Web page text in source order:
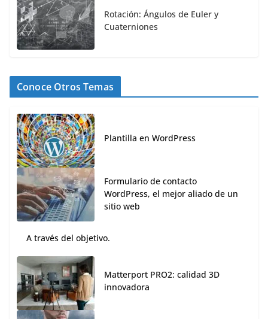
Rotación: Ángulos de Euler y
Cuaterniones
Conoce Otros Temas
Plantilla en WordPress
Formulario de contacto
WordPress, el mejor aliado de un
sitio web
A través del objetivo.
Matterport PRO2: calidad 3D
innovadora